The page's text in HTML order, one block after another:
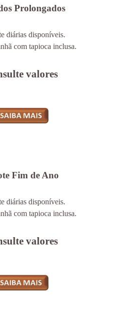
Prolongados
diárias disponíveis.
com tapioca inclusa.
valores
Fim de Ano
diárias disponíveis.
com tapioca inclusa.
valores